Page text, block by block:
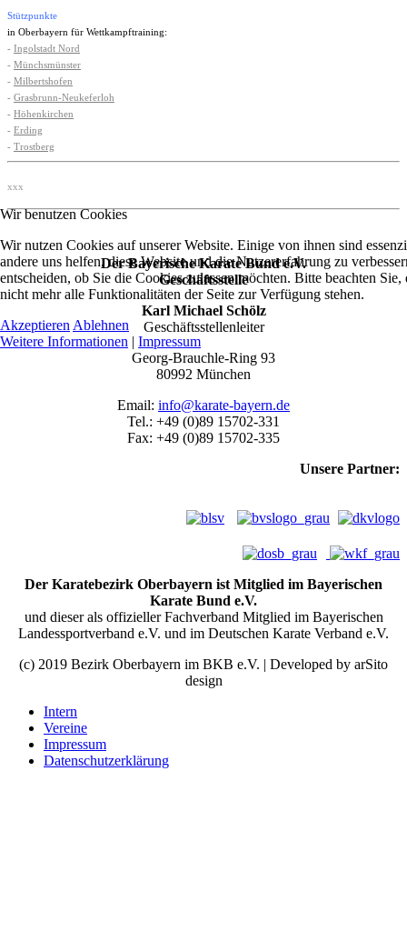
Stützpunkte
in Oberbayern für Wettkampftraining:
- Ingolstadt Nord
- Münchsmünster
- Milbertshofen
- Grasbrunn-Neukeferloh
- Höhenkirchen
- Erding
- Trostberg
xxx
Der Bayerische Karate Bund e.V.
Geschäftsstelle
Karl Michael Schölz
Geschäftsstellenleiter
Georg-Brauchle-Ring 93
80992 München
Email: info@karate-bayern.de
Tel.: +49 (0)89 15702-331
Fax: +49 (0)89 15702-335
Unsere Partner:
Der Karatebezirk Oberbayern ist Mitglied im Bayerischen
Karate Bund e.V.
und dieser als offizieller Fachverband Mitglied im Bayerischen
Landessportverband e.V. und im Deutschen Karate Verband e.V.
(c) 2019 Bezirk Oberbayern im BKB e.V. | Developed by arSito
design
Intern
Vereine
Impressum
Datenschutzerklärung
Wir benutzen Cookies
Wir nutzen Cookies auf unserer Website. Einige von ihnen sind
andere uns helfen, diese Website und die Nutzererfahrung zu
entscheiden, ob Sie die Cookies zulassen möchten. Bitte beachten
nicht mehr alle Funktionalitäten der Seite zur Verfügung stehen.
Akzeptieren Ablehnen
Weitere Informationen | Impressum